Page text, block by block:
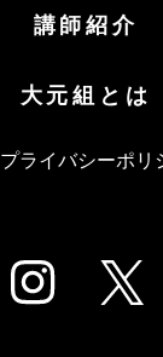
講師紹介
大元組とは
プライバシーポリ